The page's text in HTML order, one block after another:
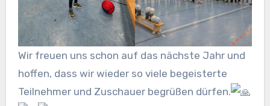
Wir freuen uns schon auf das nächste Jahr und
hoffen, dass wir wieder so viele begeisterte
Teilnehmer und Zuschauer begrüßen dürfen.